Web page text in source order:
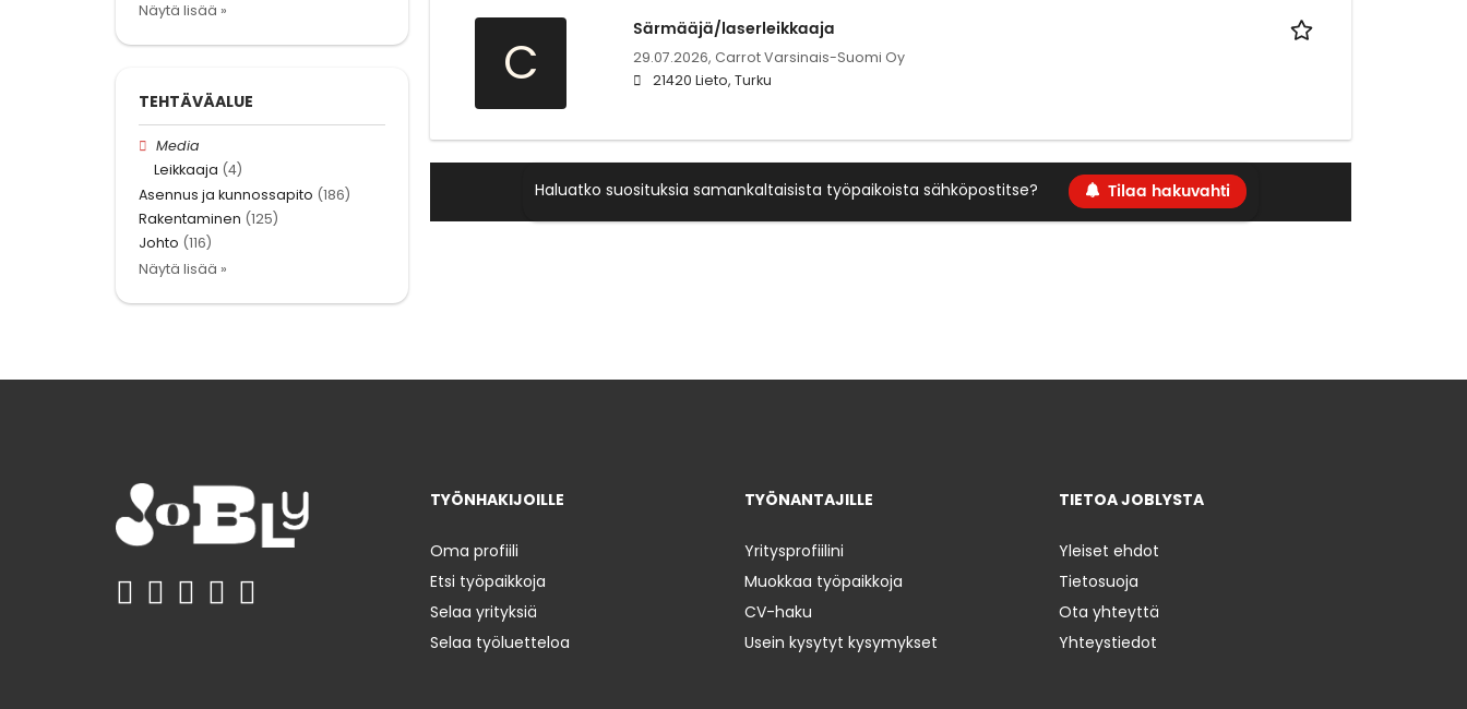
C
Särmääjä/laserleikkaaja
29.07.2026, Carrot Varsinais-Suomi Oy
21420 Lieto, Turku
Haluatko suosituksia samankaltaisista työpaikoista sähköpostitse? Tilaa hakuvahti
Näytä lisää »
TEHTÄVÄALUE
Media
Leikkaaja (4)
Asennus ja kunnossapito (186)
Rakentaminen (125)
Johto (116)
Näytä lisää »
TYÖNHAKIJOILLE
Oma profiili
Etsi työpaikkoja
Selaa yrityksiä
Selaa työluetteloa
TYÖNANTAJILLE
Yritysprofiilini
Muokkaa työpaikkoja
CV-haku
Usein kysytyt kysymykset
TIETOA JOBLYSTA
Yleiset ehdot
Tietosuoja
Ota yhteyttä
Yhteystiedot